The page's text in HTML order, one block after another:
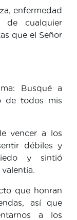
enfermedad
de cualquier
que el Señor
Busqué a
de todos mis
vencer a los
débiles y
y sintió
que honran
así que
a los